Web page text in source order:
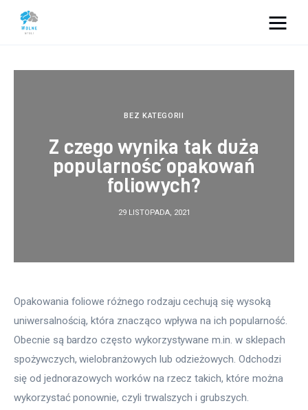
Dom i ogród
Więcej
BEZ KATEGORII
Z czego wynika tak duża
popularność opakowań
foliowych?
29 LISTOPADA, 2021
Opakowania foliowe różnego rodzaju cechują się wysoką
uniwersalnością, która znacząco wpływa na ich popularność.
Obecnie są bardzo często wykorzystywane m.in. w sklepach
spożywczych, wielobranżowych lub odzieżowych. Odchodzi
się od jednorazowych worków na rzecz takich, które można
wykorzystać ponownie, czyli trwalszych i grubszych.